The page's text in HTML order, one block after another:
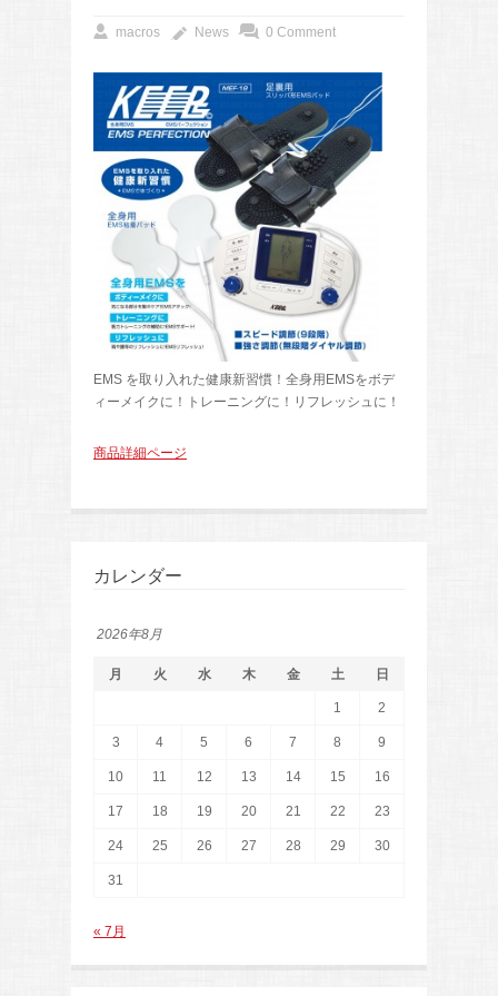
macros News 0 Comment
EMS を取り入れた健康新習慣！全身用EMSをボデ
ィーメイクに！トレーニングに！リフレッシュに！
商品詳細ページ
カレンダー
2026年8月
月 火 水 木 金 土 日
1 2
3 4 5 6 7 8 9
10 11 12 13 14 15 16
17 18 19 20 21 22 23
24 25 26 27 28 29 30
31
« 7月